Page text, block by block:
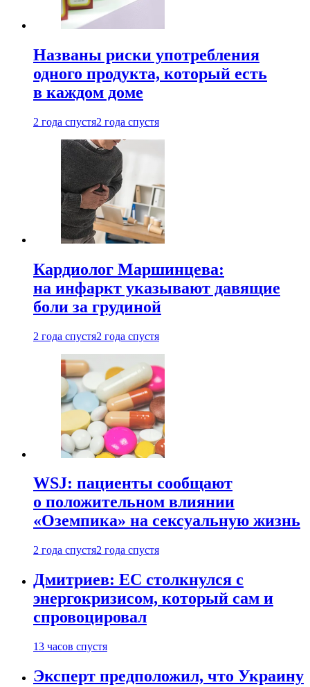
Названы риски употребления
одного продукта, который есть
в каждом доме
2 года спустя2 года спустя
Кардиолог Маршинцева:
на инфаркт указывают давящие
боли за грудиной
2 года спустя2 года спустя
WSJ: пациенты сообщают
о положительном влиянии
«Оземпика» на сексуальную жизнь
2 года спустя2 года спустя
Дмитриев: ЕС столкнулся с
энергокризисом, который сам и
спровоцировал
13 часов спустя
Эксперт предположил, что Украину